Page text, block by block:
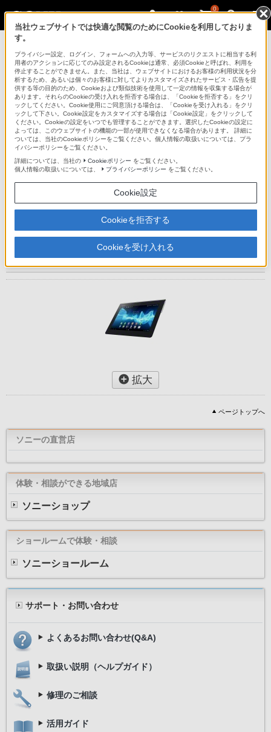
0
Xperia(TM) Tablet S
タブレットデバイス
商品の写真
拡大
ページトップへ
ソニーの直営店
体験・相談ができる地域店
ソニーショップ
ショールームで体験・相談
ソニーショールーム
サポート・お問い合わせ
よくあるお問い合わせ(Q&A)
取扱い説明（ヘルプガイド）
修理のご相談
活用ガイド
当社ウェブサイトでは快適な閲覧のためにCookieを利用しておりま
す。
プライバシー設定、ログイン、フォームへの入力等、サービスのリクエストに相当する利
用者のアクションに応じてのみ設定されるCookieは通常、必須Cookieと呼ばれ、利用を
停止することができません。また、当社は、ウェブサイトにおけるお客様の利用状況を分
析するため、あるいは個々のお客様に対してよりカスタマイズされたサービス・広告を提
供する等の目的のため、Cookieおよび類似技術を使用して一定の情報を収集する場合が
あります。それらのCookieの受け入れを拒否する場合は、「Cookieを拒否する」をクリ
ックしてください。Cookie使用にご同意頂ける場合は、「Cookieを受け入れる」をクリ
ックして下さい。Cookie設定をカスタマイズする場合は「Cookie設定」をクリックして
ください。Cookieの設定をいつでも管理することができます。選択したCookieの設定に
よっては、このウェブサイトの機能の一部が使用できなくなる場合があります。 詳細に
ついては、当社のCookieポリシーをご覧ください。個人情報の取扱いについては、プラ
イバシーポリシーをご覧ください。
詳細については、当社の
Cookieポリシー をご覧ください。
個人情報の取扱いについては、
プライバシーポリシー をご覧ください。
Cookie設定
Cookieを拒否する
Cookieを受け入れる